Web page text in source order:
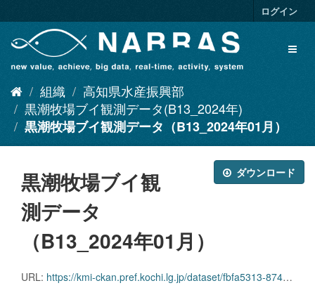
キ
ログイン
組織
高知県水産振興部
黒潮牧場ブイ観測データ(B13_2024年)
黒潮牧場ブイ観測データ（B13_2024年01月）
ダウンロード
黒潮牧場ブイ観
測データ
（B13_2024年01月）
URL: https://kmi-ckan.pref.kochi.lg.jp/dataset/fbfa5313-8744-408e-950e-8916d84185ae/resource/3aa41975-bb06-4f61-8c71-f2181cfa7fc2/download/kuroshiobokujoubuikansokudatab13_2024nen01.csv